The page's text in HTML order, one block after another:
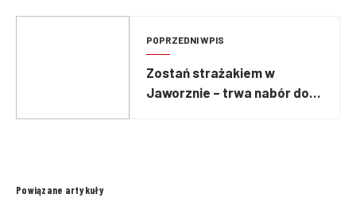
POPRZEDNI WPIS
Zostań strażakiem w
Jaworznie – trwa nabór do
Powiązane artykuły